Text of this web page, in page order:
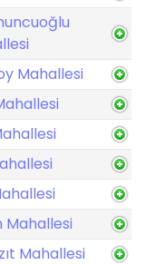
Mahallesi
Mahallesi
Mahallesi